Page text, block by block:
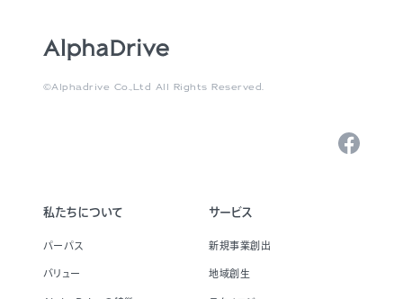
©Alphadrive Co.,Ltd All Rights Reserved.
私たちについて
パーパス
バリュー
サービス
新規事業創出
地域創生